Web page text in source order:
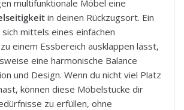
multifunktionale Möbel eine
in deinen Rückzugsort. Ein
mittels eines einfachen
einem Essbereich ausklappen lässt,
eine harmonische Balance
und Design. Wenn du nicht viel Platz
können diese Möbelstücke dir
zu erfüllen, ohne